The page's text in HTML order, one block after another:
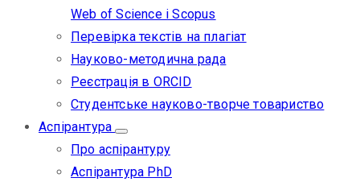
Web of Science i Scopus
Перевірка текстів на плагіат
Науково-методична рада
Реєстрація в ORCID
Студентське науково-творче товариство
Аспірантура
Про аспірантуру
Аспірантура PhD